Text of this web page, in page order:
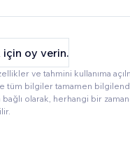
için oy verin.
ve tahmini kullanıma
tüm bilgiler tamamen
bağlı olarak, herhangi bir